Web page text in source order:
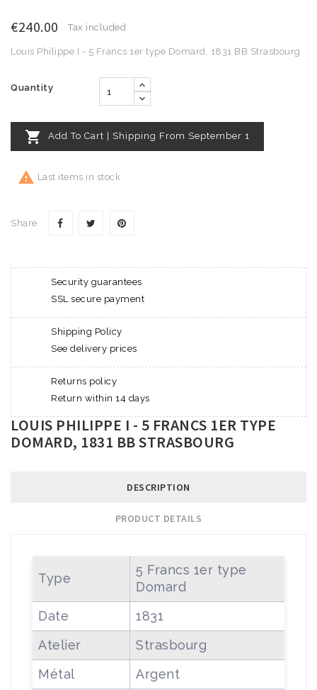
€240.00 Tax included
Louis Philippe I - 5 Francs 1er type Domard, 1831 BB Strasbourg
Quantity
 Add To Cart | Shipping From September 1
 Last items in stock
Share
Security guarantees
SSL secure payment
Shipping Policy
See delivery prices
Returns policy
Return within 14 days
LOUIS PHILIPPE I - 5 FRANCS 1ER TYPE
DOMARD, 1831 BB STRASBOURG
DESCRIPTION
PRODUCT DETAILS
Type
5 Francs 1er type
Domard
Date
1831
Atelier
Strasbourg
Métal
Argent